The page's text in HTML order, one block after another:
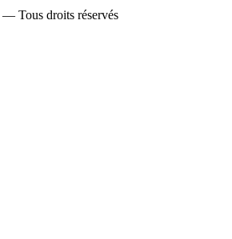
— Tous droits réservés